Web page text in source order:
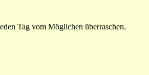
Tag vom Möglichen überraschen.